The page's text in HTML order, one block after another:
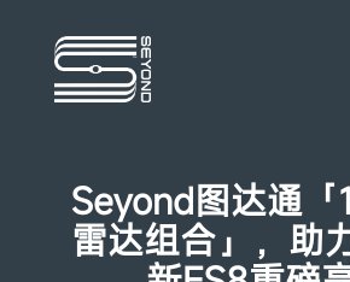
Seyond图达通「
雷达组合」，助